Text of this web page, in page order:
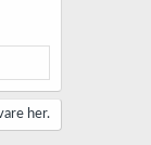
her.